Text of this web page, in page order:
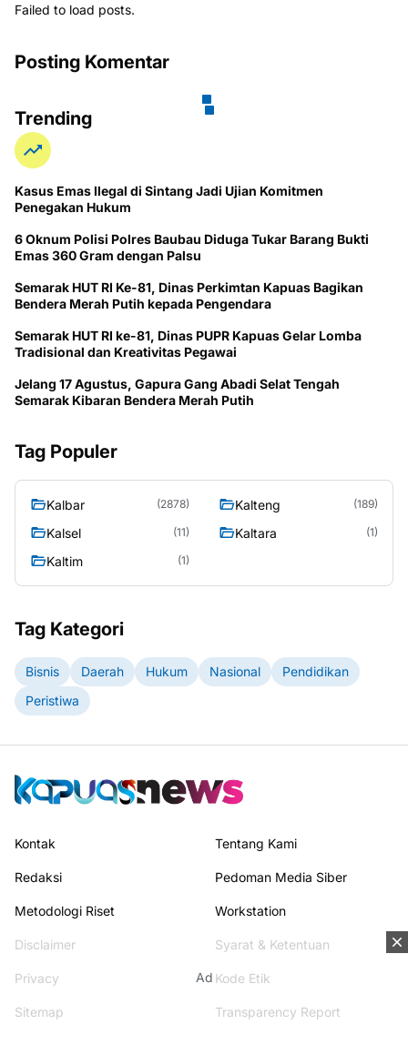
Failed to load posts.
Posting Komentar
Trending
Kasus Emas Ilegal di Sintang Jadi Ujian Komitmen
Penegakan Hukum
6 Oknum Polisi Polres Baubau Diduga Tukar Barang Bukti
Emas 360 Gram dengan Palsu
Semarak HUT RI Ke-81, Dinas Perkimtan Kapuas Bagikan
Bendera Merah Putih kepada Pengendara
Semarak HUT RI ke-81, Dinas PUPR Kapuas Gelar Lomba
Tradisional dan Kreativitas Pegawai
Jelang 17 Agustus, Gapura Gang Abadi Selat Tengah
Semarak Kibaran Bendera Merah Putih
Tag Populer
Kalbar (2878) Kalteng (189)
Kalsel (11) Kaltara (1)
Kaltim (1)
Tag Kategori
Bisnis Daerah Hukum Nasional
Pendidikan
Peristiwa
Ad
Kontak Tentang Kami
Redaksi Pedoman Media Siber
Metodologi Riset Workstation
Disclaimer Syarat & Ketentuan
Privacy Kode Etik
Sitemap Transparency Report